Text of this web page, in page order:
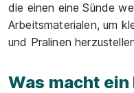
die einen eine Sünde
Arbeitsmaterialen, um
und Pralinen
Was macht